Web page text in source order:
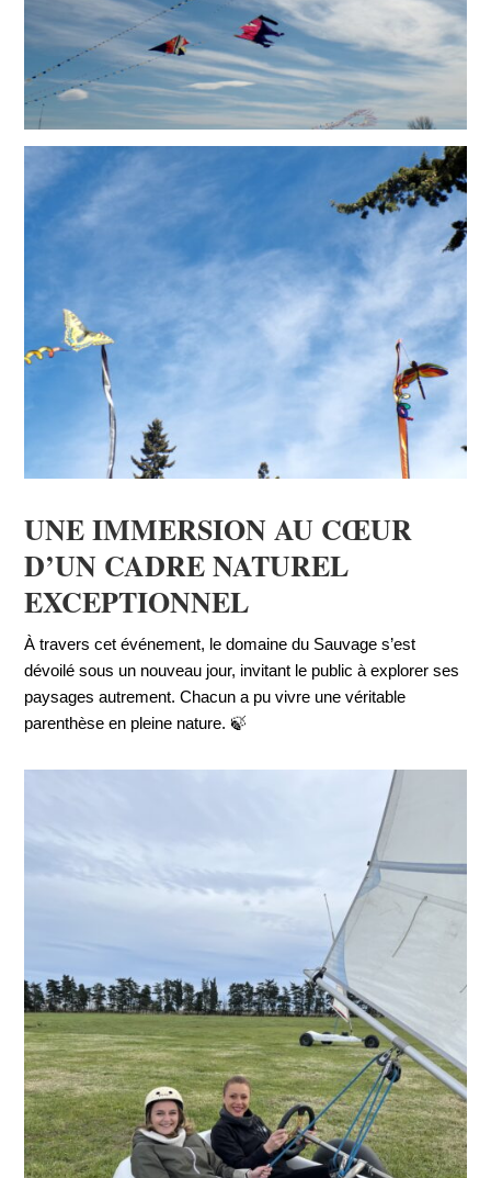
UNE IMMERSION AU CŒUR
D’UN CADRE NATUREL
EXCEPTIONNEL
À travers cet événement, le domaine du Sauvage s’est
dévoilé sous un nouveau jour, invitant le public à explorer ses
paysages autrement. Chacun a pu vivre une véritable
parenthèse en pleine nature. 🍃